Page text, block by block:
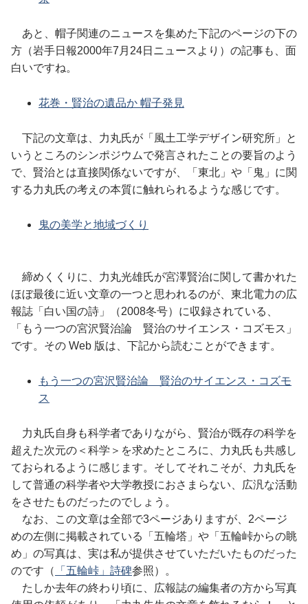
あと、帽子関連のニュースを集めた下記のページの下の
方（岩手日報2000年7月24日ニュースより）の記事も、面
白いですね。
花巻・賢治の遺品か 帽子発見
下記の文章は、力丸氏が「風土工学デザイン研究所」と
いうところのシンポジウムで発言されたことの要旨のよう
で、賢治とは直接関係ないですが、「東北」や「鬼」に関
する力丸氏の考えの本質に触れられるような感じです。
鬼の美学と地域づくり
締めくくりに、力丸光雄氏が宮澤賢治に関して書かれた
ほぼ最後に近い文章の一つと思われるのが、東北電力の広
報誌「白い国の詩」（2008冬号）に収録されている、
「 もう一つの宮沢賢治論 賢治のサイエンス・コズモス」
です。その Web 版は、下記から読むことができます。
もう一つの宮沢賢治論 賢治のサイエンス・コズモ
ス
力丸氏自身も科学者でありながら、賢治が既存の科学を
超えた次元の＜科学＞を求めたところに、力丸氏も共感し
ておられるように感じます。そしてそれこそが、力丸氏を
して普通の科学者や大学教授におさまらない、広汎な活動
をさせたものだったのでしょう。
なお、この文章は全部で3ページありますが、2ページ
めの左側に掲載されている「五輪塔」や「五輪峠からの眺
め」の写真は、実は私が提供させていただいたものだった
のです（
「五輪峠」詩碑参照）。
たしか去年の終わり頃に、広報誌の編集者の方から写真